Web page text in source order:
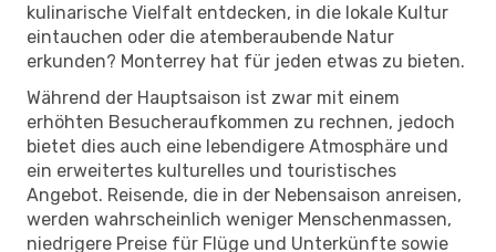
kulinarische Vielfalt entdecken, in die lokale Kultur
eintauchen oder die atemberaubende Natur
erkunden? Monterrey hat für jeden etwas zu bieten.
Während der Hauptsaison ist zwar mit einem
erhöhten Besucheraufkommen zu rechnen, jedoch
bietet dies auch eine lebendigere Atmosphäre und
ein erweitertes kulturelles und touristisches
Angebot. Reisende, die in der Nebensaison anreisen,
werden wahrscheinlich weniger Menschenmassen,
niedrigere Preise für Flüge und Unterkünfte sowie